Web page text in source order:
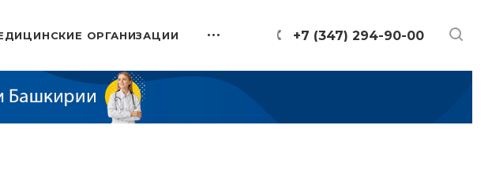
+7 (347) 294-90-00
ОРГАНИЗАЦИИ